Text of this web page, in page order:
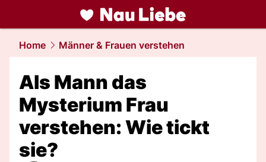
liebe.NAU.ch
Home Männer & Frauen verstehen
Als Mann das
Mysterium Frau
verstehen: Wie tickt
sie?